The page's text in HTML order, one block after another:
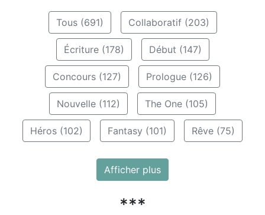
Tous (691) Collaboratif (203)
Écriture (178) Début (147)
Concours (127) Prologue (126)
Nouvelle (112) The One (105)
Héros (102) Fantasy (101) Rêve (75)
Afficher plus
***